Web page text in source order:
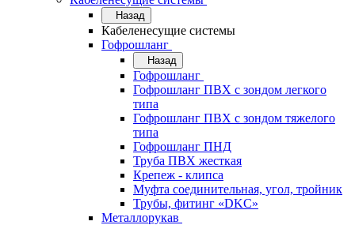
Назад
Кабеленесущие системы
Гофрошланг
Назад
Гофрошланг
Гофрошланг ПВХ с зондом легкого
типа
Гофрошланг ПВХ с зондом тяжелого
типа
Гофрошланг ПНД
Труба ПВХ жесткая
Крепеж - клипса
Муфта соединительная, угол, тройник
Трубы, фитинг «DKC»
Металлорукав